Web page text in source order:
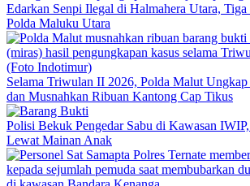
Edarkan Senpi Ilegal di Halmahera Utara,
Polda Maluku Utara
Selama Triwulan II 2026, Polda Malut
dan Musnahkan Ribuan Kantong Cap Tikus
Polisi Bekuk Pengedar Sabu di Kawasan
Lewat Mainan Anak